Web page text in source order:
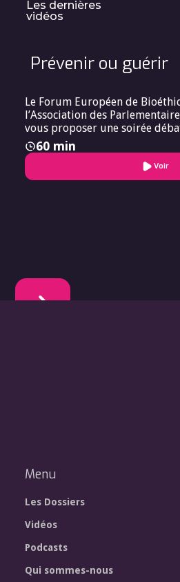
scientifique des
Editions Arcanes,
Européenne des
psychiatres
Les dernières
vidéos
Prévenir ou guérir
Le Forum Européen de
l’Association des
vous proposer une soirée
60 min
Voir
Menu
Les Dossiers
Vidéos
Podcasts
Qui sommes-nous